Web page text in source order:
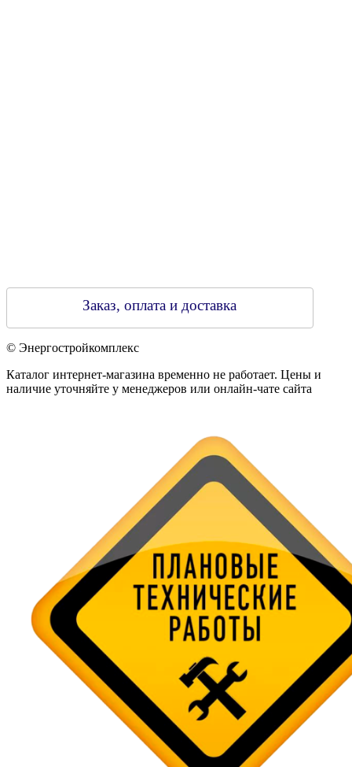
Заказ, оплата и доставка
© Энергостройкомплекс
Каталог интернет-магазина временно не работает. Цены и
наличие уточняйте у менеджеров или онлайн-чате сайта